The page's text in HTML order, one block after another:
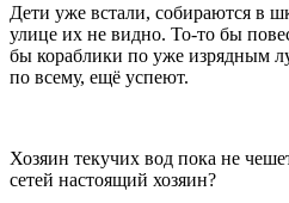
Дети уже встали, собираются в
улице их не видно. То-то бы
бы кораблики по уже изрядным
по всему, ещё успеют.
Хозяин текучих вод пока не
сетей настоящий хозяин?